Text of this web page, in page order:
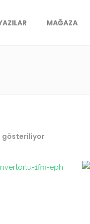
MAĞAZA
gösteriliyor